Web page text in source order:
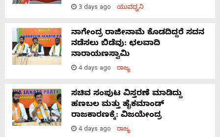
3 days ago ಯುವಧ್ವನಿ
ನಾಗೇಂದ್ರ ರಾಜೀನಾಮೆ ಕೊಡದಿದ್ದರೆ ಸದನ
ನಡೆಸಲು ಬಿಡೆವು: ಛಲವಾದಿ
ನಾರಾಯಣಸ್ವಾಮಿ
4 days ago ರಾಜ್ಯ
ಸಚಿವ ಸಂಪುಟ ವಿಸ್ತರಣೆ ಮಾಡಿದ್ದು
ಹಣಬಲ ಮತ್ತು ಹೈಕಮಾಂಡ್
ರಾಜಕಾರಣಕ್ಕೆ: ವಿಜಯೇಂದ್ರ
4 days ago ರಾಜ್ಯ